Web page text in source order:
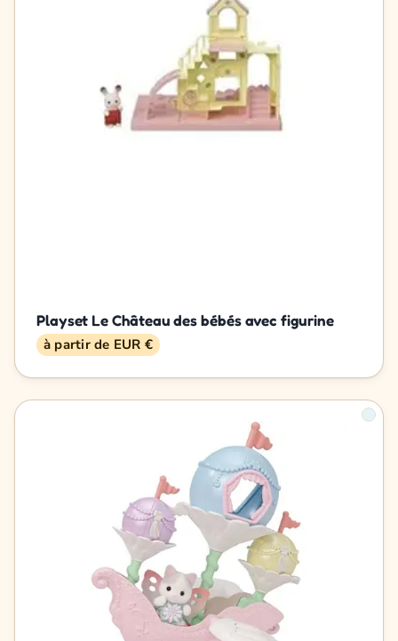
Playset Le Château des bébés avec figurine
à partir de EUR €